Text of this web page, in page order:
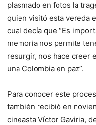
plasmado en fotos la
quien visitó esta vereda
cual decía que “Es
memoria nos permite
resurgir, nos hace creer
una Colombia en paz”.
Para conocer este
también recibió en
cineasta Víctor Gaviria,